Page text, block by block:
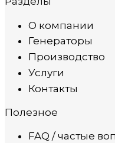
О компании
Генераторы
Производство
Услуги
Контакты
Полезное
FAQ / частые